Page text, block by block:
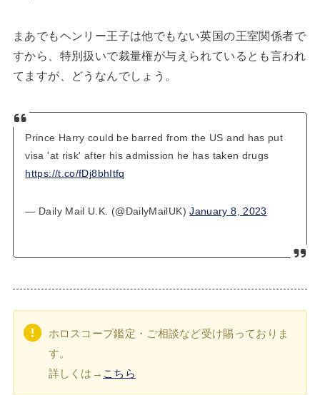
まあでもヘンリー王子は他でもない英国の王室関係者で
すから、特別扱いで裁量権が与えられているとも言われ
てますが、どうなんでしょう。
Prince Harry could be barred from the US and has put
visa 'at risk' after his admission he has taken drugs
https://t.co/fDj8bhItfq
— Daily Mail U.K. (@DailyMailUK)January 8, 2023
ホロスコープ鑑定・ご相談など受け賜っておりま
す。
詳しくは→ こちら